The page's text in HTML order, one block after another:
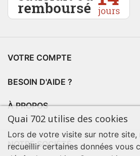
VOTRE COMPTE
BESOIN D'AIDE ?
À PROPOS
NOTRE SOCIÉTÉ
Quai 702 utilise des cookies
Lors de votre visite sur notre site,
recueillir certaines données vous